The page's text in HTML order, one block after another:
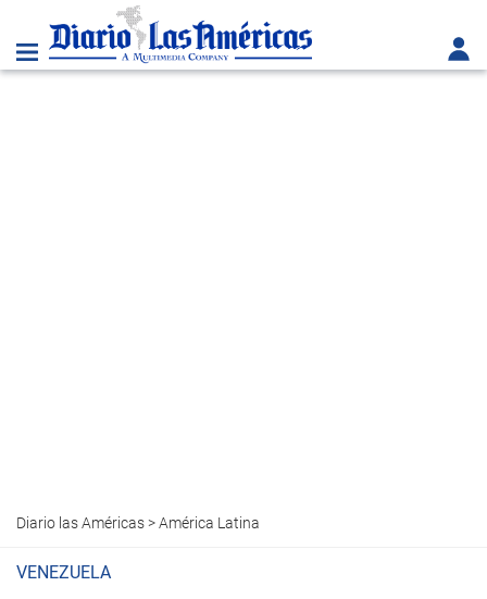
Diario las Américas>América Latina
VENEZUELA